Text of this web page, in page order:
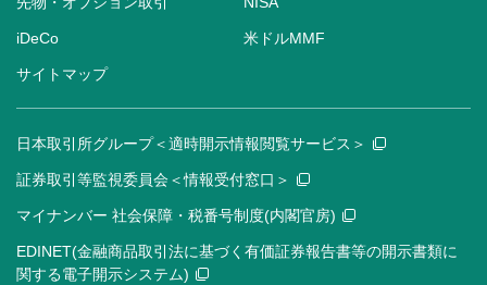
iDeCo 米ドルMMF
サイトマップ
日本取引所グループ＜適時開示情報閲覧サービス＞
証券取引等監視委員会＜情報受付窓口＞
マイナンバー 社会保障・税番号制度(内閣官房)
EDINET(金融商品取引法に基づく有価証券報告書等の開示書類に
関する電子開示システム)